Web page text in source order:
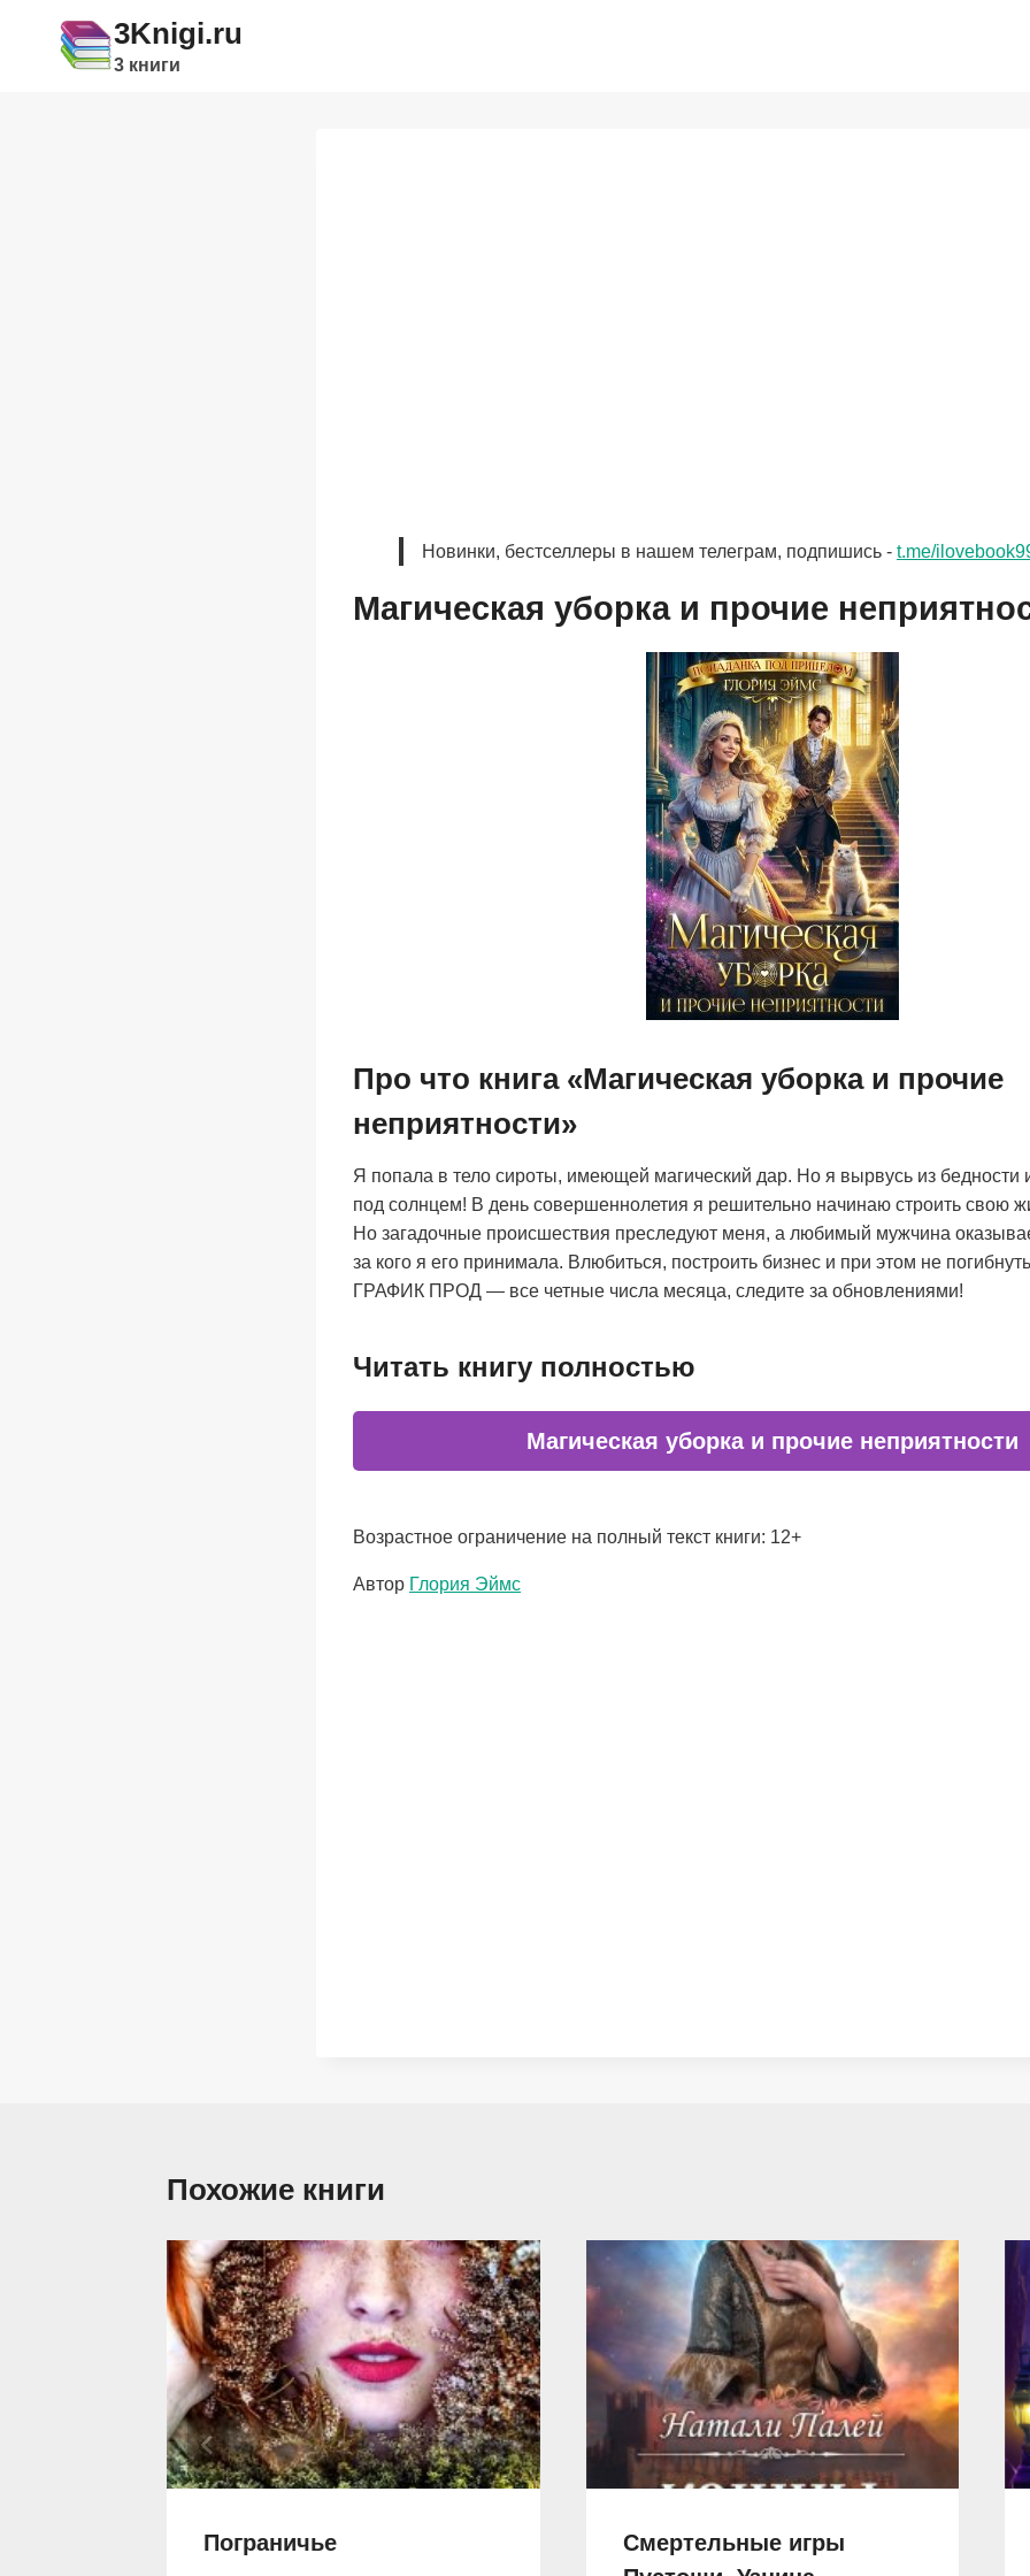
содержимому
3Knigi.ru
3 книги
Новинки, бестселлеры в нашем телеграм, подпишись - t.me/
Магическая уборка и прочие
Про что книга «Магическая уборка и прочие
неприятности»
Я попала в тело сироты, имеющей магический дар. Но я вырвусь из бедности
под солнцем! В день совершеннолетия я решительно начинаю строить свою
Но загадочные происшествия преследуют меня, а любимый мужчина
за кого я его принимала. Влюбиться, построить бизнес и при этом не
ГРАФИК ПРОД — все четные числа месяца, следите за обновлениями!
Читать книгу полностью
Магическая уборка и прочие неприятности
Возрастное ограничение на полный текст книги: 12+
Метки
Автор Глория Эймс
Похожие книги
Пограничье
Смертельные игры